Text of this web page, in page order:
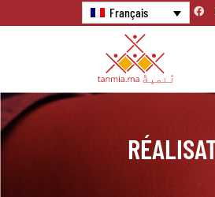
Français